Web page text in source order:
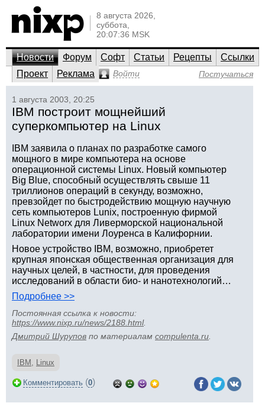
8 августа 2026,
суббота,
20:07:36 MSK
Новости Форум Софт Статьи Рецепты
Ссылки
Проект
Реклама Войти Постучаться
1 августа 2003, 20:25
IBM построит мощнейший
суперкомпьютер на Linux
IBM заявила о планах по разработке самого
мощного в мире компьютера на основе
операционной системы Linux. Новый компьютер
Big Blue, способный осуществлять свыше 11
триллионов операций в секунду, возможно,
превзойдет по быстродействию мощную научную
сеть компьютеров Lunix, построенную фирмой
Linux Networx для Ливерморской национальной
лаборатории имени Лоуренса в Калифорнии.
Новое устройство IBM, возможно, приобретет
крупная японская общественная организация для
научных целей, в частности, для проведения
исследований в области био- и нанотехнологий…
Подробнее >>
Постоянная ссылка к новости:
https://www.nixp.ru/news/2188.html.
Дмитрий Шурупов по материалам compulenta.ru
IBM , Linux
Комментировать (0)